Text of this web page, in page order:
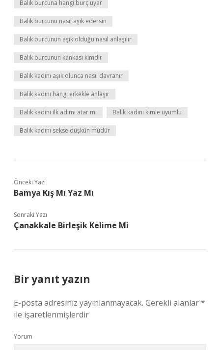
Balık burcuna hangi burç uyar
Balık burcunu nasıl aşık edersin
Balık burcunun aşık olduğu nasıl anlaşılır
Balık burcunun kankası kimdir
Balık kadını aşık olunca nasıl davranır
Balık kadını hangi erkekle anlaşır
Balık kadını ilk adımı atar mı Balık kadını kimle uyumlu
Balık kadını sekse düşkün müdür
Önceki Yazı
Bamya Kış Mı Yaz Mı
Sonraki Yazı
Çanakkale Birleşik Kelime Mi
Bir yanıt yazın
E-posta adresiniz yayınlanmayacak. Gerekli alanlar*
ile işaretlenmişlerdir
Yorum